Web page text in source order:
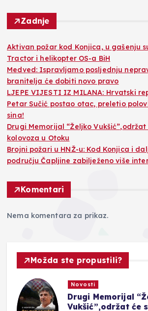
Zadnje
Aktivan požar kod Konjica, u gašenju
Tractor i helikopter OS-a BiH
Medved: Ispravljamo posljednju
branitelja će dobiti novo pravo
LJEPE VIJESTI IZ MILANA: Hrvatski
Petar Sučić postao otac, preletio
sina!
Drugi Memorijal “Željko Vukšić”,održat
kolovoza u Otoku
Brojni požari u HNŽ-u: Kod Konjica i
području Čapljine zabilježeno više
Komentari
Nema komentara za prikaz.
Možda ste propustili?
Novosti
Drugi Memorijal
Vukšić”,održat će